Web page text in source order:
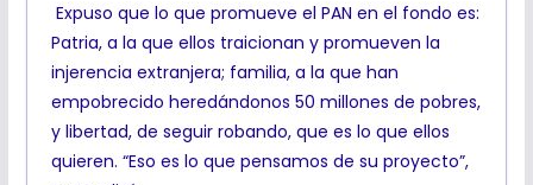
Expuso que lo que promueve el PAN en el fondo es:
Patria, a la que ellos traicionan y promueven la
injerencia extranjera; familia, a la que han
empobrecido heredándonos 50 millones de pobres,
y libertad, de seguir robando, que es lo que ellos
quieren. “Eso es lo que pensamos de su proyecto”,